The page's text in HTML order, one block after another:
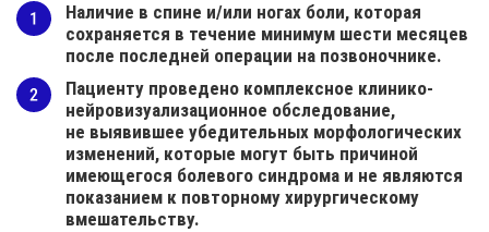
Наличие в спине и/или ногах боли, которая
сохраняется в течение минимум шести месяцев
после последней операции на позвоночнике.
Пациенту проведено комплексное клинико-
нейровизуализационное обследование,
не выявившее убедительных морфологических
изменений, которые могут быть причиной
имеющегося болевого синдрома и не являются
показанием к повторному хирургическому
вмешательству.